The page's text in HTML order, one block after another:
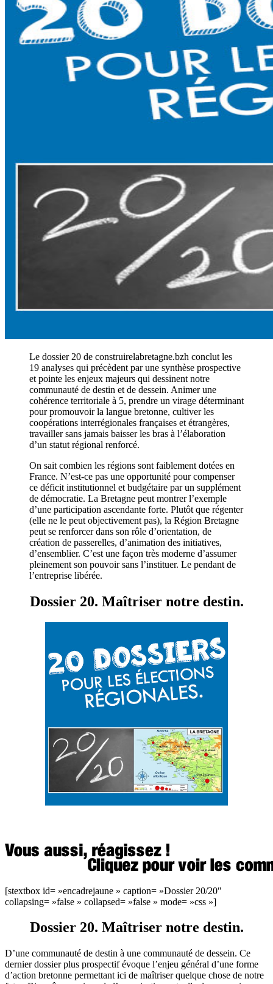
Le dossier 20 de construirelabretagne.bzh conclut les
19 analyses qui précèdent par une synthèse prospective
et pointe les enjeux majeurs qui dessinent notre
communauté de destin et de dessein. Animer une
cohérence territoriale à 5, prendre un virage déterminant
pour promouvoir la langue bretonne, cultiver les
coopérations interrégionales françaises et étrangères,
travailler sans jamais baisser les bras à l’élaboration
d’un statut régional renforcé.
On sait combien les régions sont faiblement dotées en
France. N’est-ce pas une opportunité pour compenser
ce déficit institutionnel et budgétaire par un supplément
de démocratie. La Bretagne peut montrer l’exemple
d’une participation ascendante forte. Plutôt que régenter
(elle ne le peut objectivement pas), la Région Bretagne
peut se renforcer dans son rôle d’orientation, de
création de passerelles, d’animation des initiatives,
d’ensemblier. C’est une façon très moderne d’assumer
pleinement son pouvoir sans l’instituer. Le pendant de
l’entreprise libérée.
Dossier 20. Maîtriser notre destin.
[stextbox id= »encadrejaune » caption= »Dossier 20/20″
collapsing= »false » collapsed= »false » mode= »css »]
Dossier 20. Maîtriser notre destin.
D’une communauté de destin à une communauté de dessein. Ce
dernier dossier plus prospectif évoque l’enjeu général d’une forme
d’action bretonne permettant ici de maîtriser quelque chose de notre